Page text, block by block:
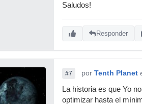
Saludos!
Responder
#7 por Tenth Planet
La historia es que Yo
optimizar hasta el